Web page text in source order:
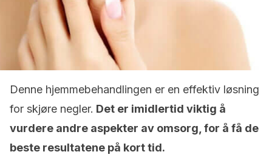
Denne hjemmebehandlingen er en effektiv løsning
for skjøre negler. Det er imidlertid viktig å
vurdere andre aspekter av omsorg, for å få de
beste resultatene på kort tid.